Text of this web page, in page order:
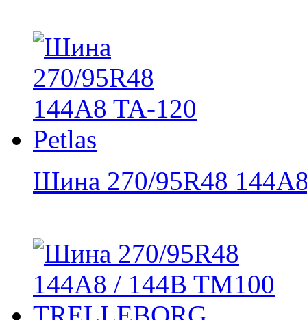
Шина 270/95R48